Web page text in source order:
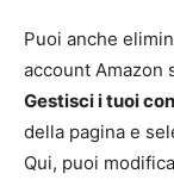
Puoi anche
account Amazon
Gestisci i tuoi
della pagina e
Qui, puoi